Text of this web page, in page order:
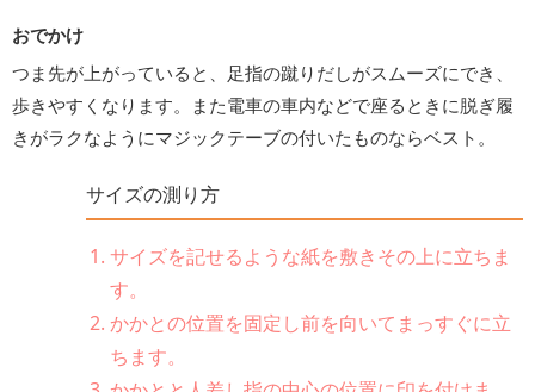
おでかけ
つま先が上がっていると、足指の蹴りだしがスムーズにでき、
歩きやすくなります。また電車の車内などで座るときに脱ぎ履
きがラクなようにマジックテーブの付いたものならベスト。
サイズの測り方
サイズを記せるような紙を敷きその上に立ちま
す。
かかとの位置を固定し前を向いてまっすぐに立
ちます。